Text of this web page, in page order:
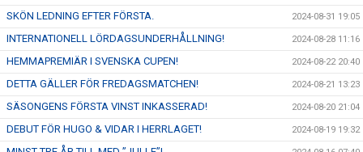
SKÖN LEDNING EFTER FÖRSTA. 2024-08-31 19:05
INTERNATIONELL LÖRDAGSUNDERHÅLLNING! 2024-08-28 11:16
HEMMAPREMIÄR I SVENSKA CUPEN! 2024-08-22 20:40
DETTA GÄLLER FÖR FREDAGSMATCHEN! 2024-08-21 13:23
SÄSONGENS FÖRSTA VINST INKASSERAD! 2024-08-20 21:04
DEBUT FÖR HUGO & VIDAR I HERRLAGET! 2024-08-19 19:32